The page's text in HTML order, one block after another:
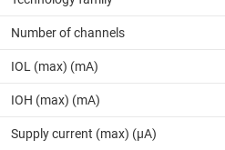
Number of channels
IOL (max) (mA)
IOH (max) (mA)
Supply current (max) (µA)